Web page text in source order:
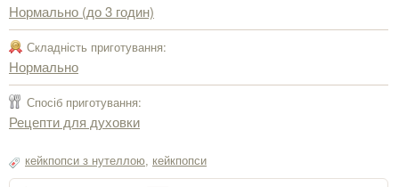
Нормально (до 3 годин)
Складність приготування:
Нормально
Спосіб приготування:
Рецепти для духовки
кейкпопси з нутеллою кейкпопси